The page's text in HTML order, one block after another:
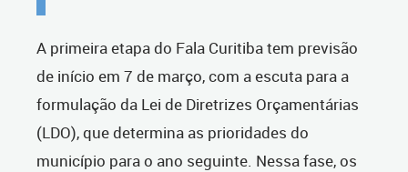
A primeira etapa do Fala Curitiba tem previsão
de início em 7 de março, com a escuta para a
formulação da Lei de Diretrizes Orçamentárias
(LDO), que determina as prioridades do
município para o ano seguinte. Nessa fase, os